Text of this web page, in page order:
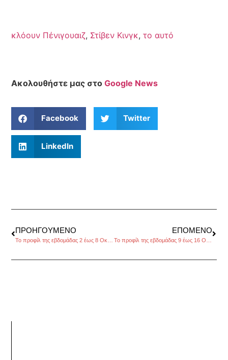
κλόουν Πένιγουαιζ, Στίβεν Κινγκ,το αυτό
Ακολουθήστε μας στοGoogle News
Facebook Twitter
LinkedIn
ΠΡΟΗΓΟΎΜΕΝΟ ΕΠΌΜΕΝΟ